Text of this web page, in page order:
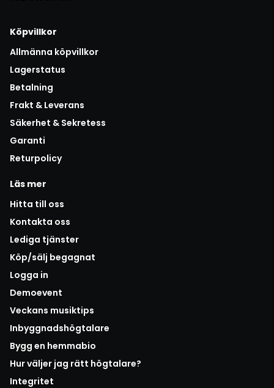
Köpvillkor
Allmänna köpvillkor
Lagerstatus
Betalning
Frakt & Leverans
Säkerhet & Sekretess
Garanti
Returpolicy
Läs mer
Hitta till oss
Kontakta oss
Lediga tjänster
Köp/sälj begagnat
Logga in
Demoevent
Veckans musiktips
Inbyggnadshögtalare
Bygg en hemmabio
Hur väljer jag rätt högtalare?
Integritet